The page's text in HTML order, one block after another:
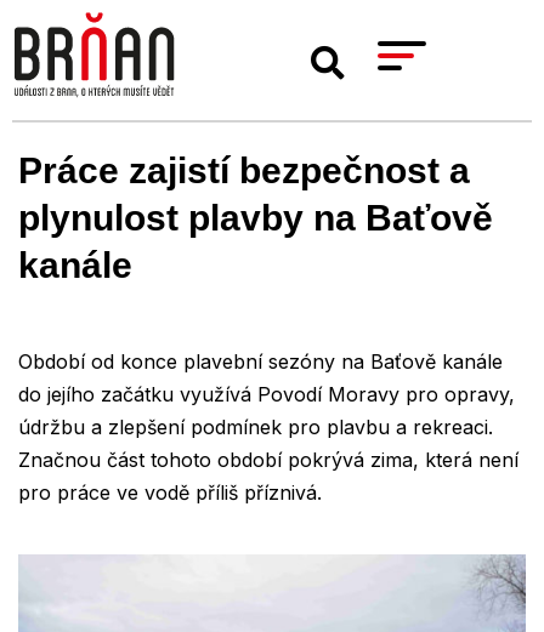
Práce zajistí bezpečnost a
plynulost plavby na Baťově
kanále
Období od konce plavební sezóny na Baťově kanále
do jejího začátku využívá Povodí Moravy pro opravy,
údržbu a zlepšení podmínek pro plavbu a rekreaci.
Značnou část tohoto období pokrývá zima, která není
pro práce ve vodě příliš příznivá.